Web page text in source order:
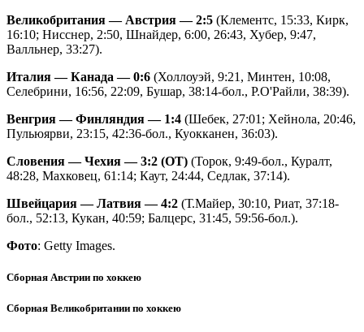
Великобритания — Австрия — 2:5 (Клементс, 15:33, Кирк,
16:10; Нисснер, 2:50, Шнайдер, 6:00, 26:43, Хубер, 9:47,
Валльнер, 33:27).
Италия — Канада — 0:6 (Холлоуэй, 9:21, Минтен, 10:08,
Селебрини, 16:56, 22:09, Бушар, 38:14-бол., Р.О'Райли, 38:39).
Венгрия — Финляндия — 1:4 (Шебек, 27:01; Хейнола, 20:46,
Пульюярви, 23:15, 42:36-бол., Куокканен, 36:03).
Словения — Чехия — 3:2 (ОТ) (Торок, 9:49-бол., Куралт,
48:28, Махковец, 61:14; Каут, 24:44, Седлак, 37:14).
Швейцария — Латвия — 4:2 (Т.Майер, 30:10, Риат, 37:18-
бол., 52:13, Кукан, 40:59; Балцерс, 31:45, 59:56-бол.).
Фото: Getty Images.
Сборная Австрии по хоккею
Сборная Великобритании по хоккею